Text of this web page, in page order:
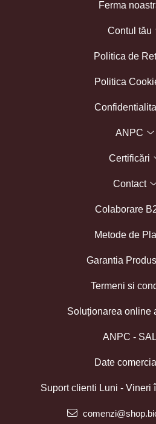
Ferma
Contul tău
Politica de
Politica
ANPC
Certificări
Contact
Colaborare
Metode de
Garantia
Termeni si
Soluționarea online
ANPC - SAL
Date
Suport clienti Luni - Vineri